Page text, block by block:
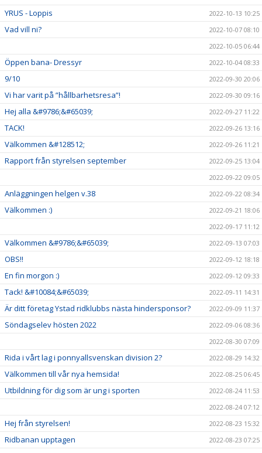
YRUS - Loppis 2022-10-13 10:25
Vad vill ni?
2022-10-07 08:10
2022-10-05 06:44
Öppen bana- Dressyr 2022-10-04 08:33
9/10 2022-09-30 20:06
Vi har varit på ”hållbarhetsresa”! 2022-09-30 09:16
Hej alla &#9786;&#65039; 2022-09-27 11:22
TACK! 2022-09-26 13:16
Välkommen &#128512; 2022-09-26 11:21
Rapport från styrelsen september
2022-09-25 13:04
2022-09-22 09:05
Anläggningen helgen v.38 2022-09-22 08:34
Välkommen :)
2022-09-21 18:06
2022-09-17 11:12
Välkommen &#9786;&#65039; 2022-09-13 07:03
OBS!! 2022-09-12 18:18
En fin morgon :) 2022-09-12 09:33
Tack! &#10084;&#65039; 2022-09-11 14:31
Är ditt företag Ystad ridklubbs nästa hindersponsor? 2022-09-09 11:37
Söndagselev hösten 2022
2022-09-06 08:36
2022-08-30 07:09
Rida i vårt lag i ponnyallsvenskan division 2? 2022-08-29 14:32
Välkommen till vår nya hemsida! 2022-08-25 06:45
Utbildning för dig som är ung i sporten
2022-08-24 11:53
2022-08-24 07:12
Hej från styrelsen! 2022-08-23 15:32
Ridbanan upptagen 2022-08-23 07:25